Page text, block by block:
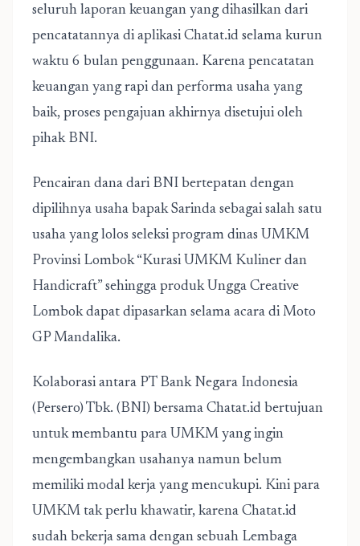
seluruh laporan keuangan yang dihasilkan dari
pencatatannya di aplikasi Chatat.id selama kurun
waktu 6 bulan penggunaan. Karena pencatatan
keuangan yang rapi dan performa usaha yang
baik, proses pengajuan akhirnya disetujui oleh
pihak BNI.
Pencairan dana dari BNI bertepatan dengan
dipilihnya usaha bapak Sarinda sebagai salah satu
usaha yang lolos seleksi program dinas UMKM
Provinsi Lombok “Kurasi UMKM Kuliner dan
Handicraft” sehingga produk Ungga Creative
Lombok dapat dipasarkan selama acara di Moto
GP Mandalika.
Kolaborasi antara PT Bank Negara Indonesia
(Persero) Tbk. (BNI) bersama Chatat.id bertujuan
untuk membantu para UMKM yang ingin
mengembangkan usahanya namun belum
memiliki modal kerja yang mencukupi. Kini para
UMKM tak perlu khawatir, karena Chatat.id
sudah bekerja sama dengan sebuah Lembaga